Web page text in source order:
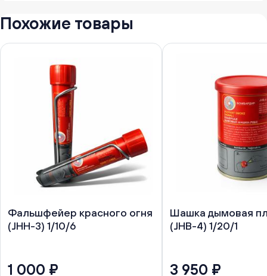
Похожие товары
Фальшфейер красного огня
(JHH-3) 1/10/6
1 000 ₽
Шашка дымовая
(JHB-4) 1/20/1
3 950 ₽